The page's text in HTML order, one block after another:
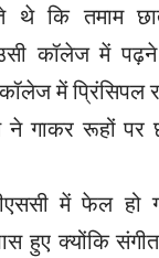
कि तमाम
कॉलेज में पढ़ने
में प्रिंसिपल
गाकर रूहों पर
में फेल हो
हुए क्योंकि